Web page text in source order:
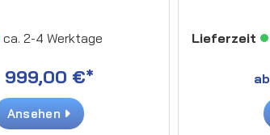
ca. 2-4 Werktage
999,00 €*
Ansehen
Lieferzeit
ab